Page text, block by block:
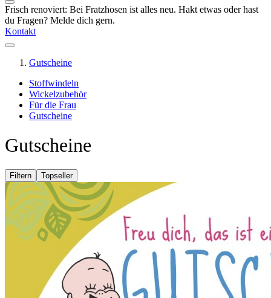
Frisch renoviert: Bei Fratzhosen ist alles neu. Hakt etwas oder hast
du Fragen? Melde dich gern.
Kontakt
Gutscheine
Stoffwindeln
Wickelzubehör
Für die Frau
Gutscheine
Gutscheine
Filtern Topseller